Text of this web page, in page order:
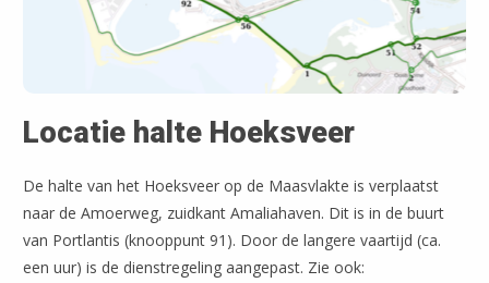
Locatie halte Hoeksveer
De halte van het Hoeksveer op de Maasvlakte is verplaatst
naar de Amoerweg, zuidkant Amaliahaven. Dit is in de buurt
van Portlantis (knooppunt 91). Door de langere vaartijd (ca.
een uur) is de dienstregeling aangepast. Zie ook: